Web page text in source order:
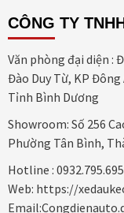
CÔNG TY
Văn phòng đại diện :
Đào Duy Từ, KP
Tỉnh Bình Dương
Showroom: Số 256
Phường Tân Bình,
Hotline :
Web: https://